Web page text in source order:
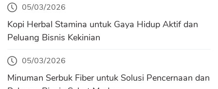
05/03/2026
Kopi Herbal Stamina untuk Gaya Hidup Aktif dan
Peluang Bisnis Kekinian
05/03/2026
Minuman Serbuk Fiber untuk Solusi Pencernaan dan